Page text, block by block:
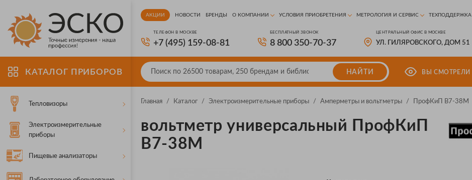
КАТАЛОГ ПРИБОРОВ
Тепловизоры
Электроизмерительные
приборы
Пищевые анализаторы
АКЦИИ НОВОСТИ БРЕНДЫ О КОМПАНИИ УСЛОВИЯ ПРИОБРЕТЕНИЯ МЕТРОЛОГИЯ И СЕРВИС ТЕХПОДДЕРЖКА
ТЕЛЕФОН В МОСКВЕ
+7 (495) 159-08-81
БЕСПЛАТНЫЙ ЗВОНОК
8 800 350-70-37
ЦЕНТРАЛЬНЫЙ ОФИС В МОСКВЕ
УЛ. ГИЛЯРОВСКОГО, ДОМ 51
НАЙТИ ВЫ СМОТРЕЛИ
Главная / Каталог / Электроизмерительные приборы / Амперметры и вольтметры / ПрофКиП В7-38М
вольтметр универсальный ПрофКиП
В7-38М